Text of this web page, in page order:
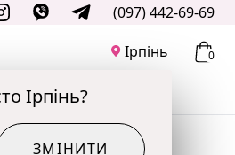
(097) 442-69-69
Ірпінь
Ірпінь?
ЗМІНИТИ
0
ДО СВЯТА